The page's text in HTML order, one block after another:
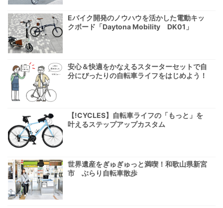
Eバイク開発のノウハウを活かした電動キッ
クボード「Daytona Mobility DK01」
安心＆快適をかなえるスターターセットで自
分にぴったりの自転車ライフをはじめよう！
【!CYCLES】自転車ライフの「もっと」を
叶えるステップアップカスタム
世界遺産をぎゅぎゅっと満喫！和歌山県新宮
市 ぶらり自転車散歩